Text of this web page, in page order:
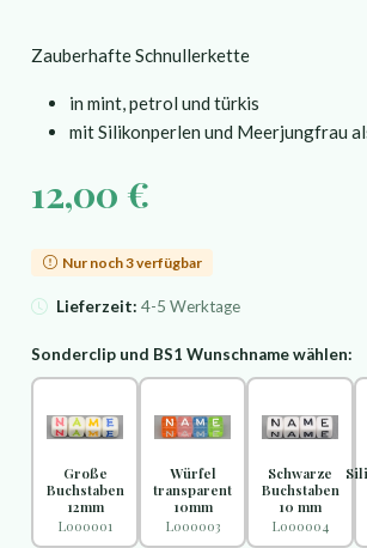
Zauberhafte Schnullerkette
in mint, petrol und türkis
mit Silikonperlen und Meerjungfrau
12,00 €
Nur noch 3 verfügbar
Lieferzeit: 4-5 Werktage
Sonderclip und BS1 Wunschname wählen:
Große
Buchstaben
12mm
L000001
Würfel
transparent
10mm
L000003
Schwarze
Buchstaben
10 mm
L000004